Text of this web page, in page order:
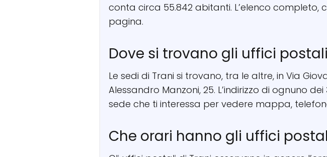
conta circa 55.842 abitanti. L’elenco completo,
pagina.
Dove si trovano gli uffici
Le sedi di Trani si trovano, tra le altre, in Via
Alessandro Manzoni, 25. L’indirizzo di ognuno
sede che ti interessa per vedere mappa,
Che orari hanno gli uffici